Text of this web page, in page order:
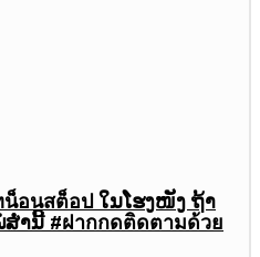
อนสต็อป ໃນໂຮງໜັງ ຖ້າ
ານີ້ #ฝากกดติดตามด้วย